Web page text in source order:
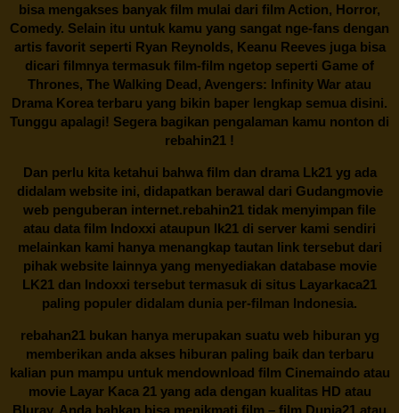
bisa mengakses banyak film mulai dari film Action, Horror,
Comedy. Selain itu untuk kamu yang sangat nge-fans dengan
artis favorit seperti Ryan Reynolds, Keanu Reeves juga bisa
dicari filmnya termasuk film-film ngetop seperti Game of
Thrones, The Walking Dead, Avengers: Infinity War atau
Drama Korea terbaru yang bikin baper lengkap semua disini.
Tunggu apalagi! Segera bagikan pengalaman kamu nonton di
rebahin21 !
Dan perlu kita ketahui bahwa film dan dramaLk21yg ada
didalam website ini, didapatkan berawal dari Gudangmovie
web penguberan internet.rebahin21 tidak menyimpan file
atau data film Indoxxi ataupun lk21 di server kami sendiri
melainkan kami hanya menangkap tautan link tersebut dari
pihak website lainnya yang menyediakan database movie
LK21 dan Indoxxi tersebut termasuk di situs Layarkaca21
paling populer didalam dunia per-filman Indonesia.
rebahan21bukan hanya merupakan suatu web hiburan yg
memberikan anda akses hiburan paling baik dan terbaru
kalian pun mampu untuk mendownload film Cinemaindo atau
movie Layar Kaca 21 yang ada dengan kualitas HD atau
Bluray. Anda bahkan bisa menikmati film – film Dunia21 atau